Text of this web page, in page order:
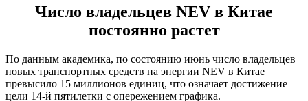
Число владельцев NEV в Китае
постоянно растет
По данным академика, по состоянию июнь число владельцев
новых транспортных средств на энергии NEV в Китае
превысило 15 миллионов единиц, что означает достижение
цели 14-й пятилетки с опережением графика.